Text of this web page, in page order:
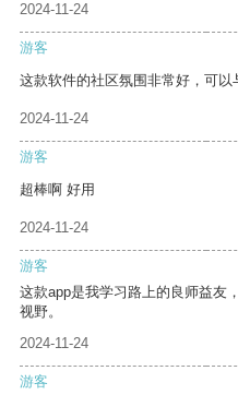
2024-11-24
游客
这款软件的社区氛围非常好，可以
2024-11-24
游客
超棒啊 好用
2024-11-24
游客
这款app是我学习路上的良师益友
视野。
2024-11-24
游客